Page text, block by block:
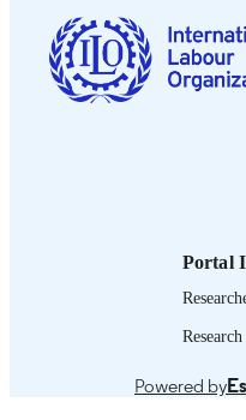
ISBN
LANGUAGE
Portal
Powered by